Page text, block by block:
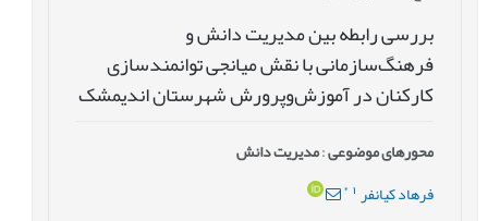
بررسی رابطه بین مدیریت دانش و
فرهنگ‌سازمانی با نقش میانجی توانمندسازی
کارکنان در آموزش‌وپرورش شهرستان اندیمشک
محورهای موضوعی:مدیریت دانش
فرهاد کیانفر *